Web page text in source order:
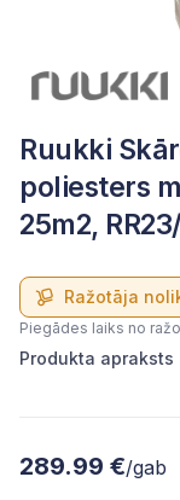
Ruukki
poliesters
25m2,
Ražotāja
Piegādes laiks no
Produkta apraksts
289.99 €/gab